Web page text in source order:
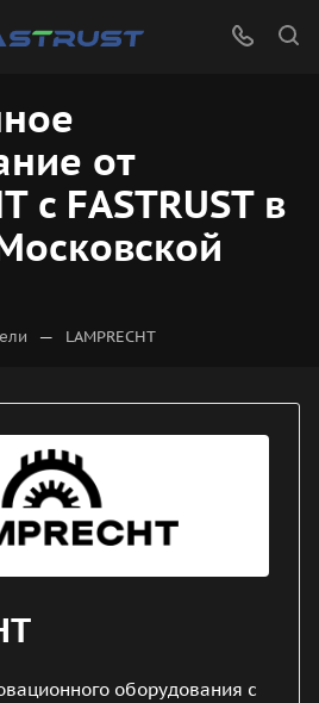
от
с FASTRUST в
— LAMPRECHT
оборудования с